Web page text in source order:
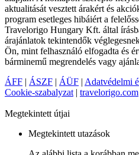
aktualitását vesztett árakért és
program esetleges hibáiért a
Travelorigo Hungary Kft. által
árajánlatok tekintendők
Ön, mint felhasználó elfogadta és
bárminemű megrendelés vagy
ÁFF | ÁSZF | ÁÜF | Adatvédelmi
Cookie-szabalyzat | travelorigo.com
Megtekintett útjai
Megtekintett utazások